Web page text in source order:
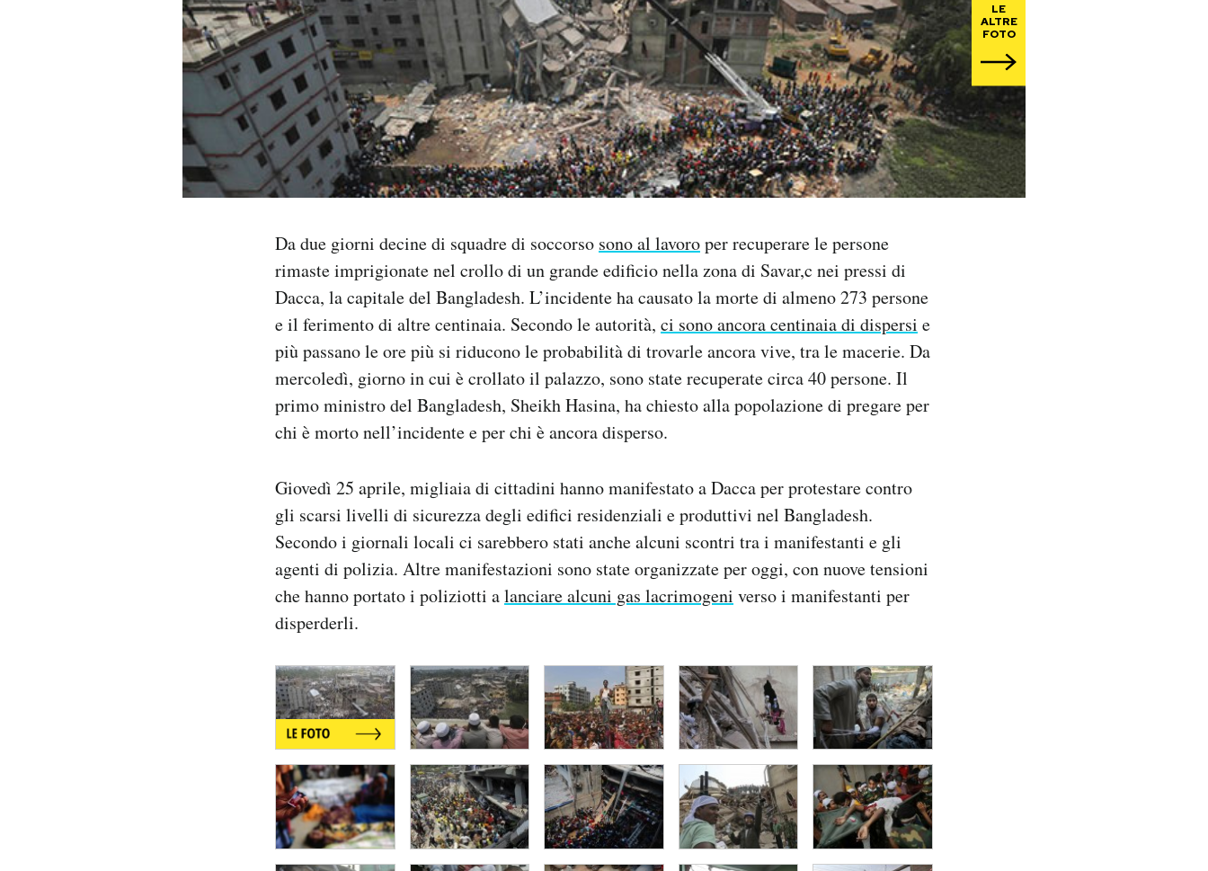
LE
ALTRE
FOTO
Da due giorni decine di squadre di soccorso sono al lavoroper recuperare le persone
rimaste imprigionate nel crollo di un grande edificio nella zona di Savar,c nei pressi di
Dacca, la capitale del Bangladesh. L’incidente ha causato la morte di almeno 273 persone
e il ferimento di altre centinaia. Secondo le autorità, ci sono ancora centinaia di dispersi e
più passano le ore più si riducono le probabilità di trovarle ancora vive, tra le macerie. Da
mercoledì, giorno in cui è crollato il palazzo, sono state recuperate circa 40 persone. Il
primo ministro del Bangladesh, Sheikh Hasina, ha chiesto alla popolazione di pregare per
chi è morto nell’incidente e per chi è ancora disperso.
Giovedì 25 aprile, migliaia di cittadini hanno manifestato a Dacca per protestare contro
gli scarsi livelli di sicurezza degli edifici residenziali e produttivi nel Bangladesh.
Secondo i giornali locali ci sarebbero stati anche alcuni scontri tra i manifestanti e gli
agenti di polizia. Altre manifestazioni sono state organizzate per oggi, con nuove tensioni
che hanno portato i poliziotti alanciare alcuni gas lacrimogeni verso i manifestanti per
disperderli.